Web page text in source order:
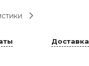
Доставка